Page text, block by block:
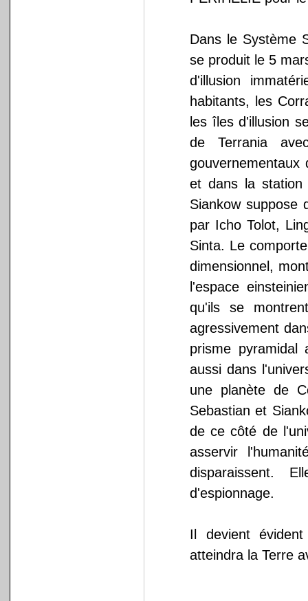
Dans le Système
se produit le 5
d'illusion
habitants, les
les îles d'illusion
de Terrania
gouvernementaux
et dans la station
Siankow suppose
par Icho Tolot,
Sinta. Le
dimensionnel,
l'espace
qu'ils se
agressivement
prisme pyramidal
aussi dans
une planète de
Sebastian et
de ce côté de
asservir
disparaissent.
d'espionnage.
Il devient
atteindra la Terre